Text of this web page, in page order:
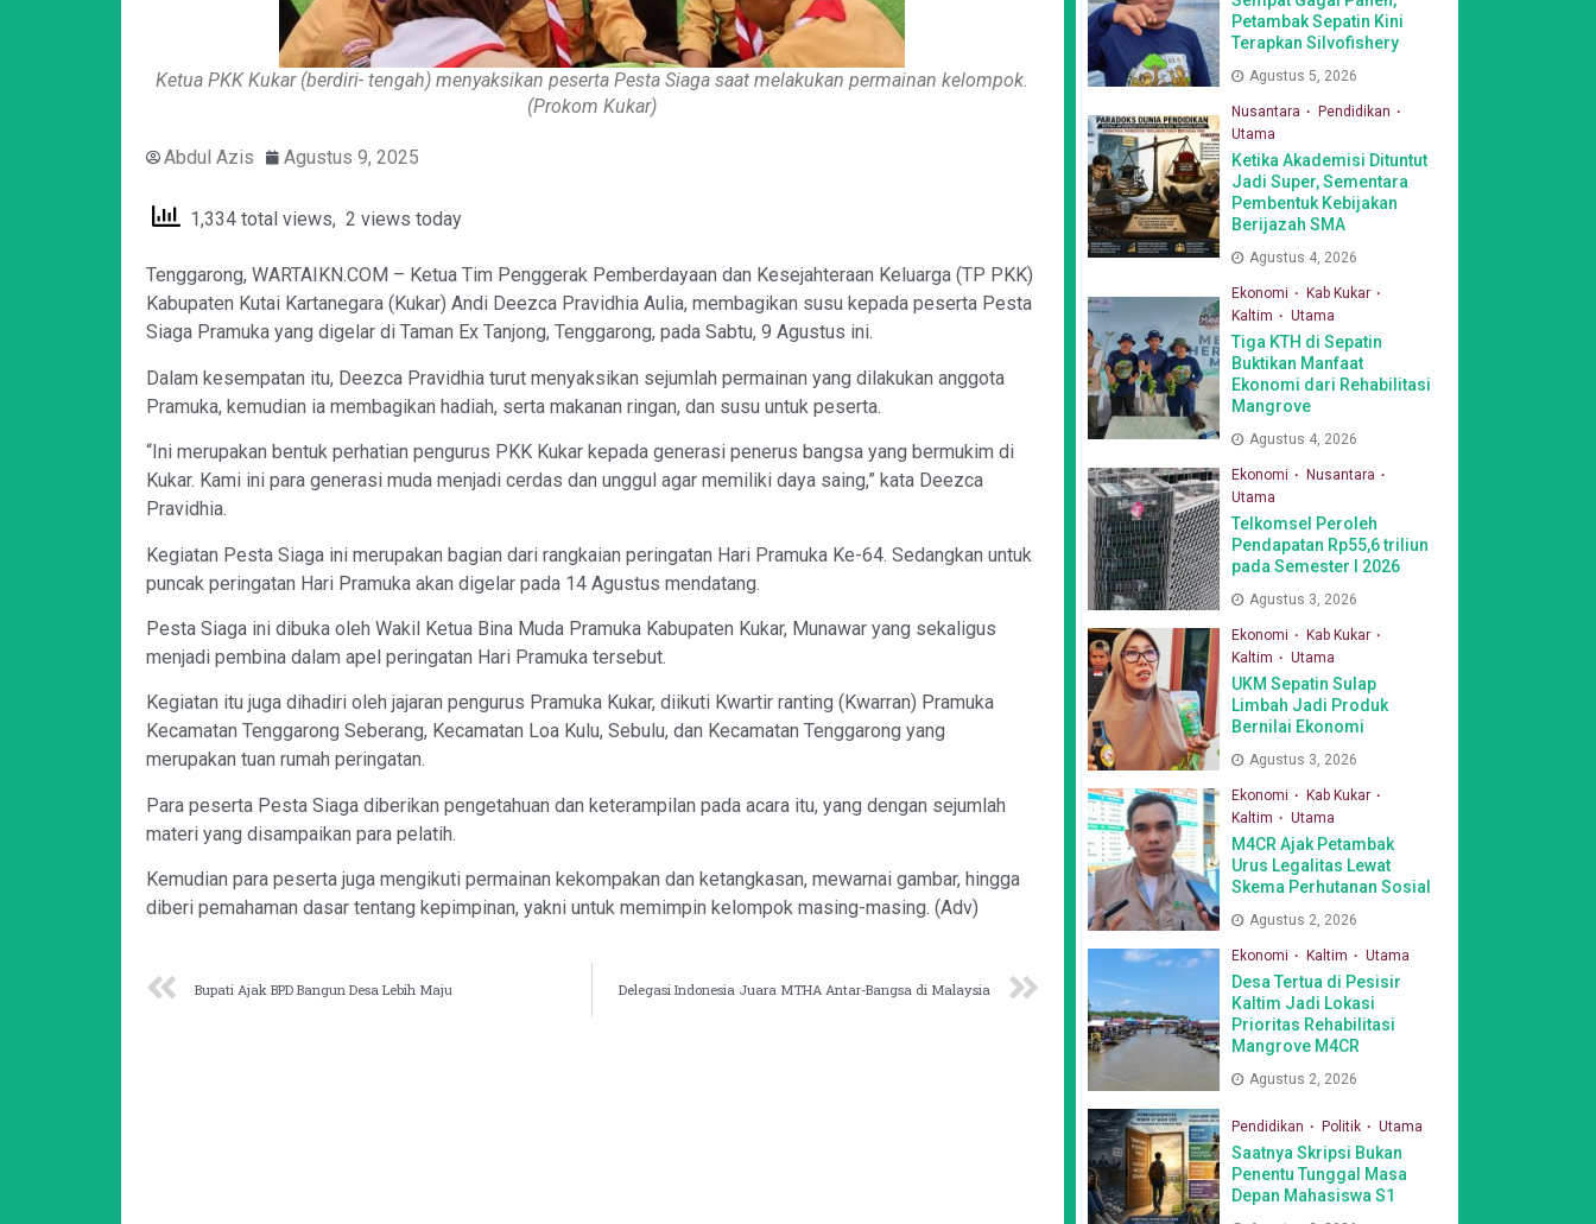
Ketua PKK Kukar (berdiri- tengah) menyaksikan peserta Pesta Siaga saat melakukan permainan kelompok.
(Prokom Kukar)
Abdul Azis Agustus 9, 2025
1,334 total views, 2 views today
Tenggarong, WARTAIKN.COM – Ketua Tim Penggerak Pemberdayaan dan Kesejahteraan Keluarga (TP PKK)
Kabupaten Kutai Kartanegara (Kukar) Andi Deezca Pravidhia Aulia, membagikan susu kepada peserta Pesta
Siaga Pramuka yang digelar di Taman Ex Tanjong, Tenggarong, pada Sabtu, 9 Agustus ini.
Dalam kesempatan itu, Deezca Pravidhia turut menyaksikan sejumlah permainan yang dilakukan anggota
Pramuka, kemudian ia membagikan hadiah, serta makanan ringan, dan susu untuk peserta.
“Ini merupakan bentuk perhatian pengurus PKK Kukar kepada generasi penerus bangsa yang bermukim di
Kukar. Kami ini para generasi muda menjadi cerdas dan unggul agar memiliki daya saing,” kata Deezca
Pravidhia.
Kegiatan Pesta Siaga ini merupakan bagian dari rangkaian peringatan Hari Pramuka Ke-64. Sedangkan untuk
puncak peringatan Hari Pramuka akan digelar pada 14 Agustus mendatang.
Pesta Siaga ini dibuka oleh Wakil Ketua Bina Muda Pramuka Kabupaten Kukar, Munawar yang sekaligus
menjadi pembina dalam apel peringatan Hari Pramuka tersebut.
Kegiatan itu juga dihadiri oleh jajaran pengurus Pramuka Kukar, diikuti Kwartir ranting (Kwarran) Pramuka
Kecamatan Tenggarong Seberang, Kecamatan Loa Kulu, Sebulu, dan Kecamatan Tenggarong yang
merupakan tuan rumah peringatan.
Para peserta Pesta Siaga diberikan pengetahuan dan keterampilan pada acara itu, yang dengan sejumlah
materi yang disampaikan para pelatih.
Kemudian para peserta juga mengikuti permainan kekompakan dan ketangkasan, mewarnai gambar, hingga
diberi pemahaman dasar tentang kepimpinan, yakni untuk memimpin kelompok masing-masing. (Adv)
Bupati Ajak BPD Bangun Desa Lebih Maju Delegasi Indonesia Juara MTHA Antar-Bangsa di Malaysia
Petambak Sepatin Kini
Terapkan Silvofishery
Agustus 5, 2026
Nusantara
Pendidikan
Utama
Ketika Akademisi Dituntut
Jadi Super, Sementara
Pembentuk Kebijakan
Berijazah SMA
Agustus 4, 2026
Ekonomi
Kab Kukar
Kaltim
Utama
Tiga KTH di Sepatin
Buktikan Manfaat
Ekonomi dari Rehabilitasi
Mangrove
Agustus 4, 2026
Ekonomi
Nusantara
Utama
Telkomsel Peroleh
Pendapatan Rp55,6 triliun
pada Semester I 2026
Agustus 3, 2026
Ekonomi
Kab Kukar
Kaltim
Utama
UKM Sepatin Sulap
Limbah Jadi Produk
Bernilai Ekonomi
Agustus 3, 2026
Ekonomi
Kab Kukar
Kaltim
Utama
M4CR Ajak Petambak
Urus Legalitas Lewat
Skema Perhutanan Sosial
Agustus 2, 2026
Ekonomi Kaltim Utama
Desa Tertua di Pesisir
Kaltim Jadi Lokasi
Prioritas Rehabilitasi
Mangrove M4CR
Agustus 2, 2026
Pendidikan Politik Utama
Saatnya Skripsi Bukan
Penentu Tunggal Masa
Depan Mahasiswa S1